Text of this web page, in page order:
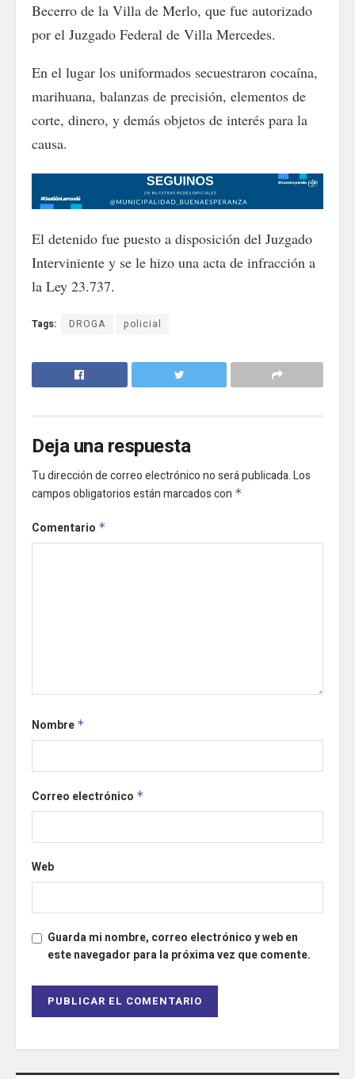
Becerro de la Villa de Merlo, que fue autorizado
por el Juzgado Federal de Villa Mercedes.
En el lugar los uniformados secuestraron cocaína,
marihuana, balanzas de precisión, elementos de
corte, dinero, y demás objetos de interés para la
causa.
El detenido fue puesto a disposición del Juzgado
Interviniente y se le hizo una acta de infracción a
la Ley 23.737.
Tags: DROGA policial
Deja una respuesta
Tu dirección de correo electrónico no será publicada.Los
campos obligatorios están marcados con *
Comentario *
Nombre *
Correo electrónico *
Web
Guarda mi nombre, correo electrónico y web en
este navegador para la próxima vez que comente.